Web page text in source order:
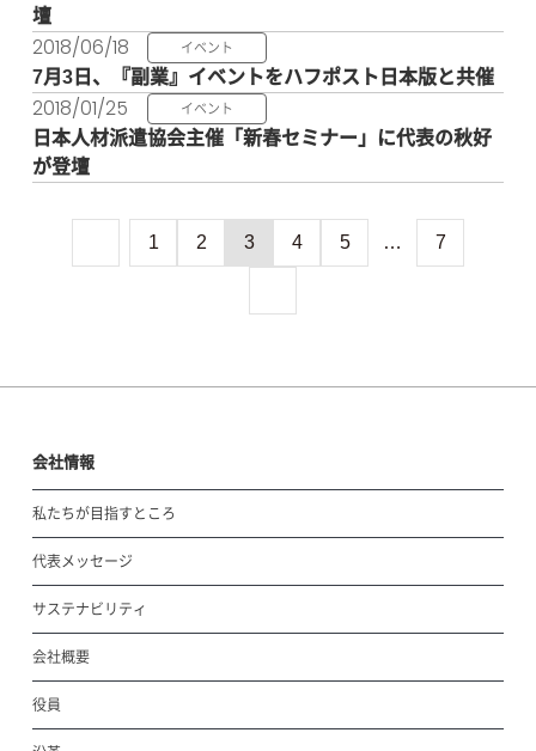
壇
2018/06/18 イベント
7月3日、『副業』イベントをハフポスト日本版と共催
2018/01/25 イベント
日本人材派遣協会主催「新春セミナー」に代表の秋好
が登壇
1 2 3 4 5 … 7
会社情報
私たちが目指すところ
代表メッセージ
サステナビリティ
会社概要
役員